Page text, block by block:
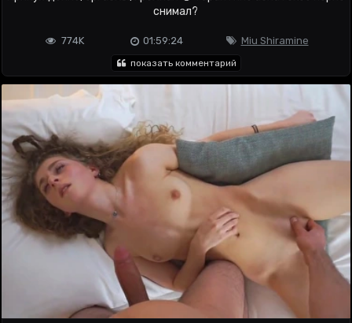
снимал?
Miu Shiramine
01:59:24
774K
показать комментарий